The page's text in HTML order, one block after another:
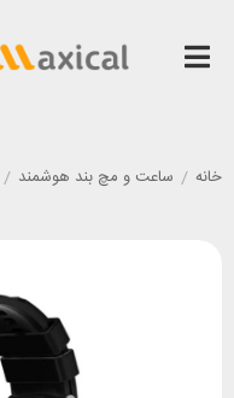
خانه / ساعت و مچ بند هوشمند /